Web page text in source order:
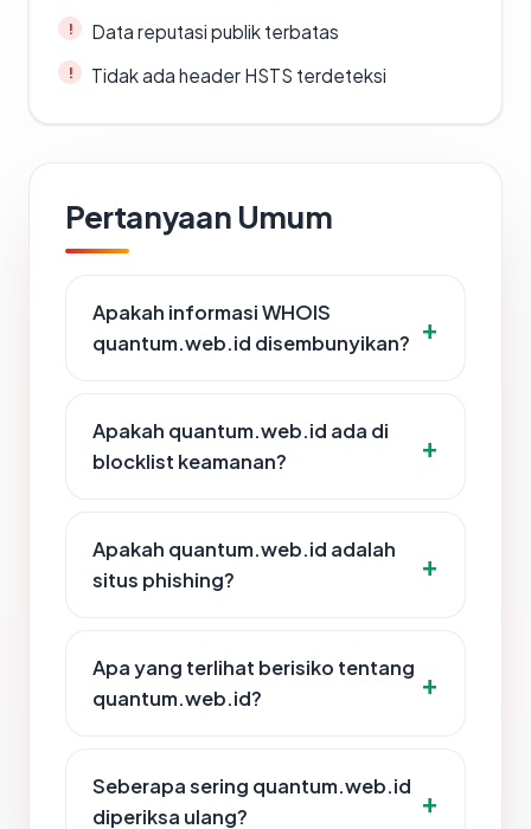
Data reputasi publik terbatas
Tidak ada header HSTS terdeteksi
Pertanyaan Umum
Apakah informasi WHOIS
quantum.web.id disembunyikan?
Apakah quantum.web.id ada di
blocklist keamanan?
Apakah quantum.web.id adalah
situs phishing?
Apa yang terlihat berisiko tentang
quantum.web.id?
Seberapa sering quantum.web.id
diperiksa ulang?